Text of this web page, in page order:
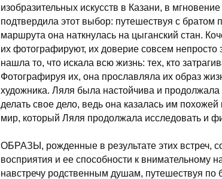
изобразительных искусств в Казани, в
подтвердила этот выбор: путешествуя с братом
маршрута она наткнулась на цыганский стан.
их фотографируют, их доверие совсем
нашла то, что искала всю жизнь: тех, кто
Фотографируя их, она прославляла их образ
художника. Ляля была настойчива и
делать свое дело, ведь она казалась им
мир, который Ляля продолжала исследовать и
ОБРАЗЫ, рожденные в результате этих встреч,
восприятия и ее способности к внимательному
навстречу родственным душам, путешествуя по